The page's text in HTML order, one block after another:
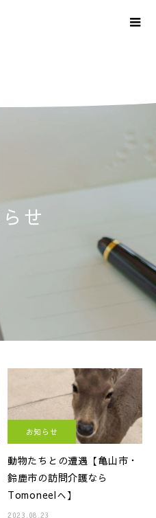
ら せ
お知らせ
動物たちとの遭遇【亀山市・
鈴鹿市の訪問介護なら
Tomoneelへ】
2023.08.23